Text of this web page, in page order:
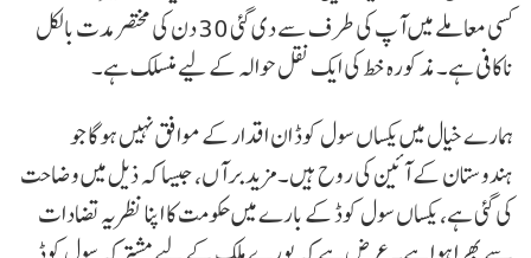
کسی معاملے میں آپ کی طرف سے دی گئی 30 دن کی مختصر مدت بالکل
ناکافی ہے۔ مذکورہ خط کی ایک نقل حوالہ کے لیے منسلک ہے۔
ہمارے خیال میں یکساں سول کوڈ ان اقدار کے موافق نہیں ہوگا جو
ہندوستان کے آئین کی روح ہیں۔ مزید برآں، جیسا کہ ذیل میں وضاحت
کی گئی ہے، یکساں سول کوڈ کے بارے میں حکومت کا اپنا نظریہ تضادات